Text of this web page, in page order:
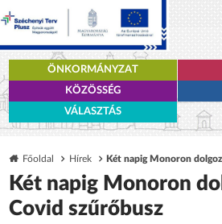
ÖNKORMÁNYZAT
KÖZÖSSÉG
VÁLASZTÁS
Főoldal Hírek Két napig Monoron
Két napig Monoron
Covid szűrőbusz